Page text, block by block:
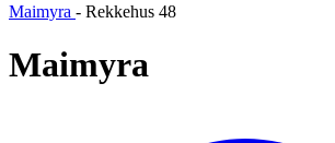
Maimyra - Rekkehus 48
Maimyra